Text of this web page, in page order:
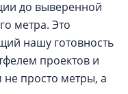
до выверенной
метра. Это
нашу готовность
проектов и
просто метры, а